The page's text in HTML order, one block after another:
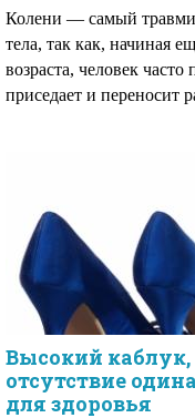
Колени — самый
тела, так как, начиная
возраста, человек часто
приседает и переносит
Высокий каблук,
отсутствие
для здоровья